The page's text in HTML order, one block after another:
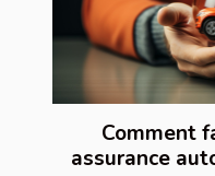
Comment
assurance